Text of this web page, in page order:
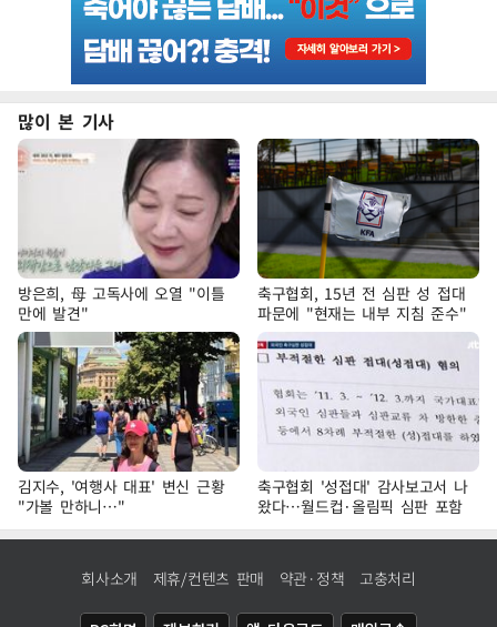
많이 본 기사
방은희, 母 고독사에 오열 "이틀
만에 발견"
축구협회, 15년 전 심판 성 접대
파문에 "현재는 내부 지침 준수"
김지수, '여행사 대표' 변신 근황
"가볼 만하니…"
축구협회 '성접대' 감사보고서 나
왔다…월드컵·올림픽 심판 포함
회사소개 제휴/컨텐츠 판매 약관·정책 고충처리